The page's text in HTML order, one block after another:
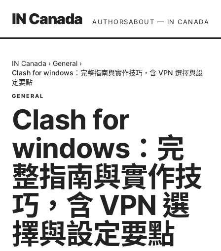
IN Canada AUTHORSABOUT — IN CANADA
IN Canada › General ›
Clash for windows：完整指南與實作技巧，含 VPN 選擇與設
定要點
GENERAL
Clash for
windows：完
整指南與實作技
巧，含 VPN 選
擇與設定要點